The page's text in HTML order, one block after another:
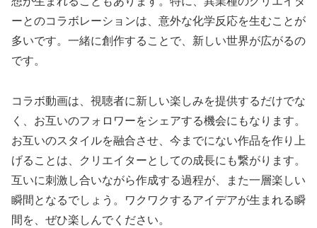
ーとのコラボレーションは、意外な化学反応を生むことが
多いです。一緒に創作することで、新しい世界が広がるの
です。
コラボ動画は、視聴者に新しい楽しみを提供するだけでな
く、お互いのフォロワーをシェアする機会にもなります。
お互いのスタイルを融合させ、今までにない作品を作り上
げることは、クリエイターとしての成長にも繋がります。
互いに刺激し合いながら作成する過程が、また一層楽しい
瞬間となるでしょう。ワクワクするアイデアが生まれる瞬
間を、ぜひ楽しんでください。